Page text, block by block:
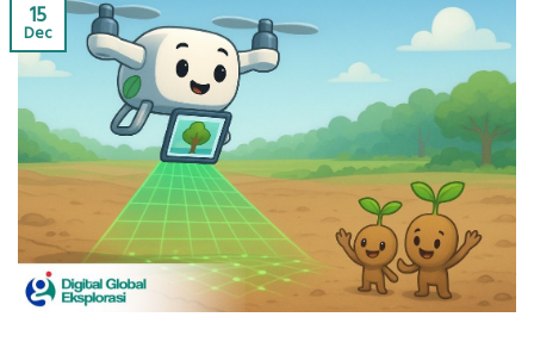
15
Dec